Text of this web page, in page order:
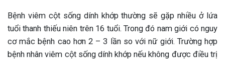
Bệnh viêm cột sống dính khớp thường sẽ gặp nhiều ở lứa
tuổi thanh thiếu niên trên 16 tuổi. Trong đó nam giới có nguy
cơ mắc bệnh cao hơn 2 – 3 lần so với nữ giới. Trường hợp
bệnh nhân viêm cột sống dính khớp nếu không được điều trị